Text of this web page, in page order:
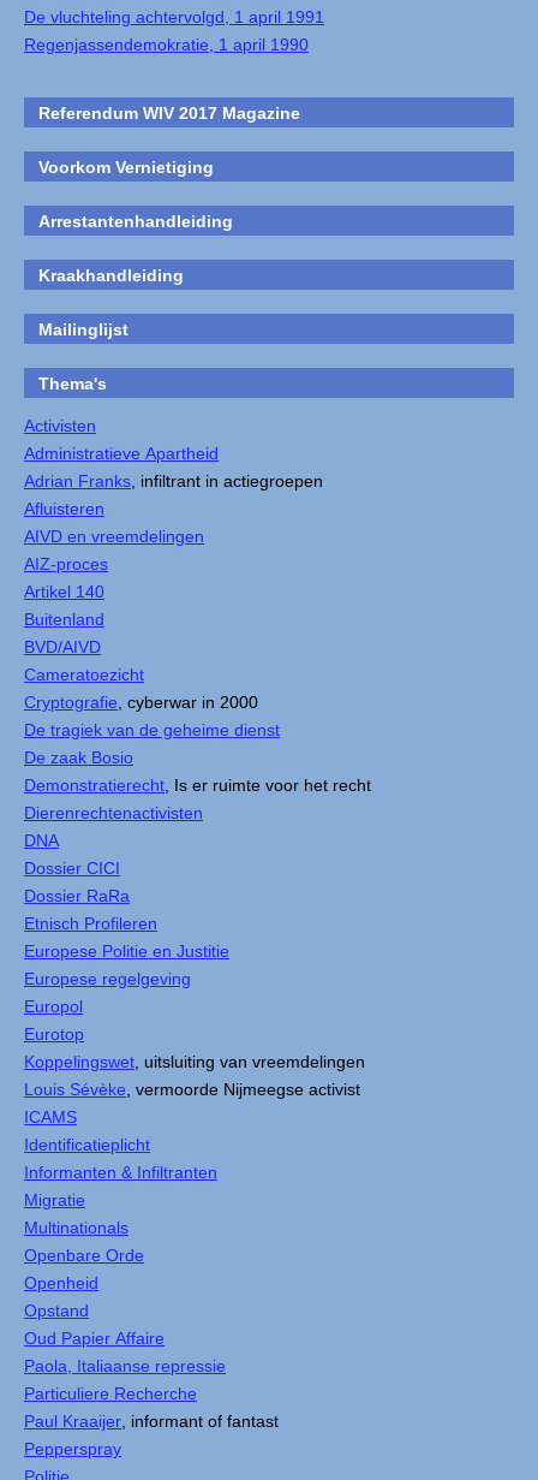
De vluchteling achtervolgd, 1 april 1991
Regenjassendemokratie, 1 april 1990
Referendum WIV 2017 Magazine
Voorkom Vernietiging
Arrestantenhandleiding
Kraakhandleiding
Mailinglijst
Thema's
Activisten
Administratieve Apartheid
Adrian Franks , infiltrant in actiegroepen
Afluisteren
AIVD en vreemdelingen
AIZ-proces
Artikel 140
Buitenland
BVD/AIVD
Cameratoezicht
Cryptografie , cyberwar in 2000
De tragiek van de geheime dienst
De zaak Bosio
Demonstratierecht , Is er ruimte voor het recht
Dierenrechtenactivisten
DNA
Dossier CICI
Dossier RaRa
Etnisch Profileren
Europese Politie en Justitie
Europese regelgeving
Europol
Eurotop
Koppelingswet , uitsluiting van vreemdelingen
Louis Sévèke , vermoorde Nijmeegse activist
ICAMS
Identificatieplicht
Informanten & Infiltranten
Migratie
Multinationals
Openbare Orde
Openheid
Opstand
Oud Papier Affaire
Paola, Italiaanse repressie
Particuliere Recherche
Paul Kraaijer , informant of fantast
Pepperspray